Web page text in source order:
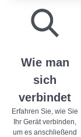
Wie man
sich
verbindet
Erfahren Sie, wie Sie
Ihr Gerät verbinden,
um es anschließend